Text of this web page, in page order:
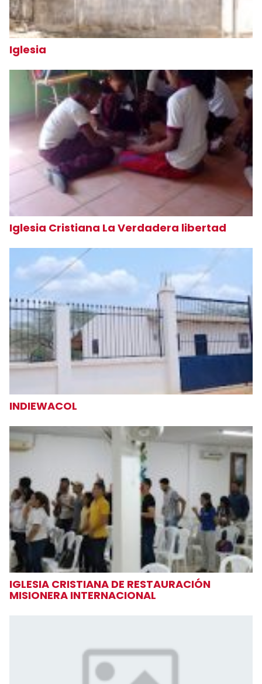
Iglesia
Iglesia Cristiana La Verdadera libertad
INDIEWACOL
IGLESIA CRISTIANA DE RESTAURACIÓN
MISIONERA INTERNACIONAL